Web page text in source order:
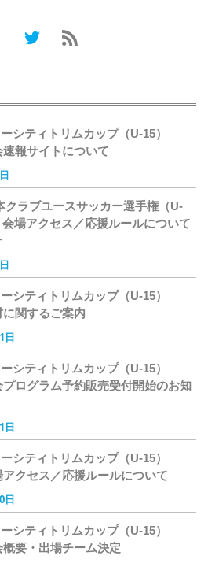
シティトリムカップ（U-15）
報サイトについて
クラブユースサッカー選手権（U-
場アクセス／応援ルールについて
シティトリムカップ（U-15）
関するご案内
日
シティトリムカップ（U-15）
ログラム予約販売受付開始のお知
日
シティトリムカップ（U-15）
クセス／応援ルールについて
日
シティトリムカップ（U-15）
要・出場チーム決定